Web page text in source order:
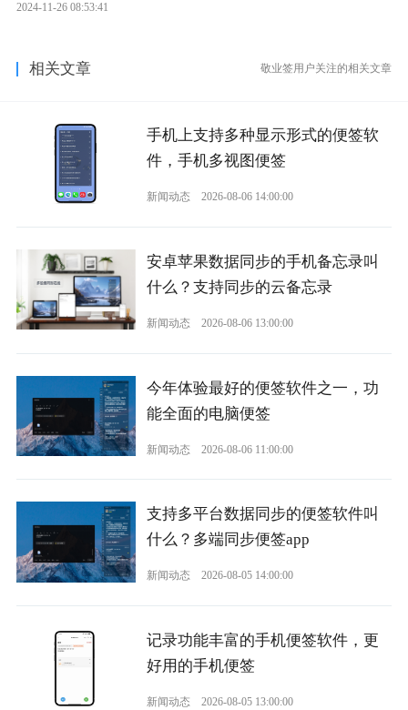
2024-11-26 08:53:41
相关文章 敬业签用户关注的相关文章
手机上支持多种显示形式的便签软
件，手机多视图便签
新闻动态 2026-08-06 14:00:00
安卓苹果数据同步的手机备忘录叫
什么？支持同步的云备忘录
新闻动态 2026-08-06 13:00:00
今年体验最好的便签软件之一，功
能全面的电脑便签
新闻动态 2026-08-06 11:00:00
支持多平台数据同步的便签软件叫
什么？多端同步便签app
新闻动态 2026-08-05 14:00:00
记录功能丰富的手机便签软件，更
好用的手机便签
新闻动态 2026-08-05 13:00:00